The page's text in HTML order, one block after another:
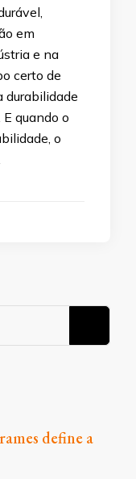
em
e na
certo de
durabilidade
quando o
o
define a